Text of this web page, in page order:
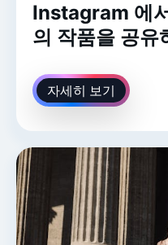
Instagram 에
의 작품을 공유
자세히 보기